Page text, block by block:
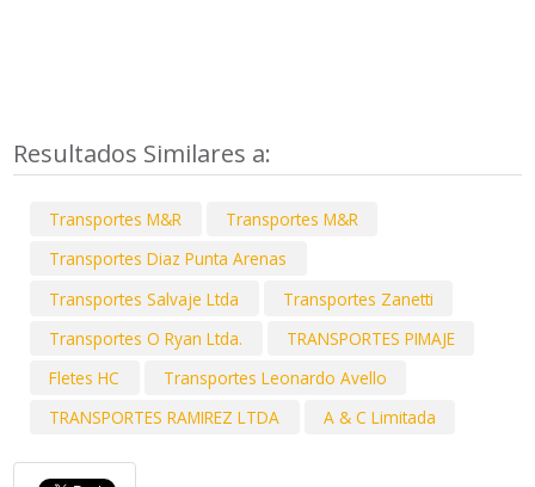
Resultados Similares a:
Transportes M&R
Transportes M&R
Transportes Diaz Punta Arenas
Transportes Salvaje Ltda
Transportes Zanetti
Transportes O Ryan Ltda.
TRANSPORTES PIMAJE
Fletes HC
Transportes Leonardo Avello
TRANSPORTES RAMIREZ LTDA
A & C Limitada